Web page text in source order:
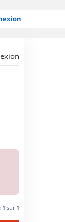
1 sur 1